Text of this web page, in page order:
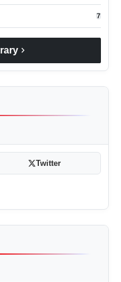
7
chevron_right
Twitter